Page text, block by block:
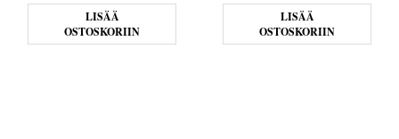
LISÄÄ
OSTOSKORIIN
LISÄÄ
OSTOSKORIIN